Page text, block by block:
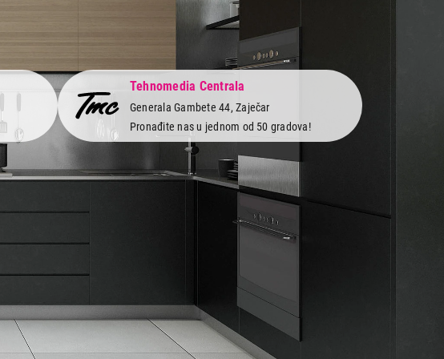
Tehnomedia Centrala
Generala Gambete 44, Zaječar
Pronađite nas u jednom od 50 gradova!
Vraćanje robe
Pratite nas na društvenim
Newsletter